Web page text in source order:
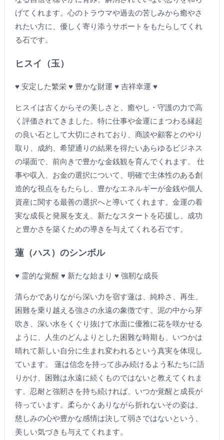
げてくれます。心のトラウマや過去の苦しみから癒やさ
れたい方に、優しく寄り添うサポートをもたらしてくれ
る石です。
ヒスイ（玉）
♥ 安定した繁栄 ♥ 豊かな財運 ♥ 吉祥幸運 ♥
ヒスイは古くからその美しさと、癒やし・守護の力で高
く評価されてきました。特に仕事や金運にまつわる縁起
の良い石として大切にされており、商談や顧客とのやり
取り、成約、希望通りの結果を得たいあらゆるビジネス
の場面で、前向きで豊かな金銭観を育んでくれます。 仕
事や収入、お金の選択について、明確で主体性のある創
造的な視点をもたらし、豊かなエネルギーが金銭や個人
資産に関する最善の選択へと導いてくれます。金運の着
実な成長と発展を支え、新たなスタートを応援し、成功
と豊かさを築くための導きを与えてくれる石です。
蓮（ハス）のシンボル
♥ 霊的な覚醒 ♥ 新たな始まり ♥ 強靭な成長
清らかでありながら深い力を宿す蓮は、純粋さ、再生、
困難を乗り越える強さの永遠の象徴です。泥の中から芽
吹き、深い水をくぐり抜けて水面に優雅に花を咲かせる
ように、人生のどんよりとした困難な時期も、いつかは
晴れて新しい自分に生まれ変われるという真実を体現し
ています。 蓮は信念を持って歩み続けるよう私たちに語
りかけ、困難は永遠に続くものではないと教えてくれま
す。忍耐と強靭さを持ち続ければ、いつか覚醒と成長が
待っています。柔らかくありながら折れないその姿は、
慈しみの心や豊かな感情は決して弱さではないという、
美しい気づきも与えてくれます。